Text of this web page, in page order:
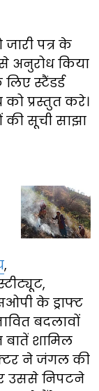
जारी पत्र के
अनुरोध किया
स्टैंडर्ड
को प्रस्तुत करे।
सूची साझा
,
के ड्राफ्ट
बदलावों
शामिल
ने जंगल की
उससे निपटने